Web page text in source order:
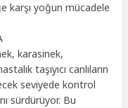
karşı yoğun mücadele
karasinek,
taşıyıcı canlıların
seviyede kontrol
sürdürüyor. Bu